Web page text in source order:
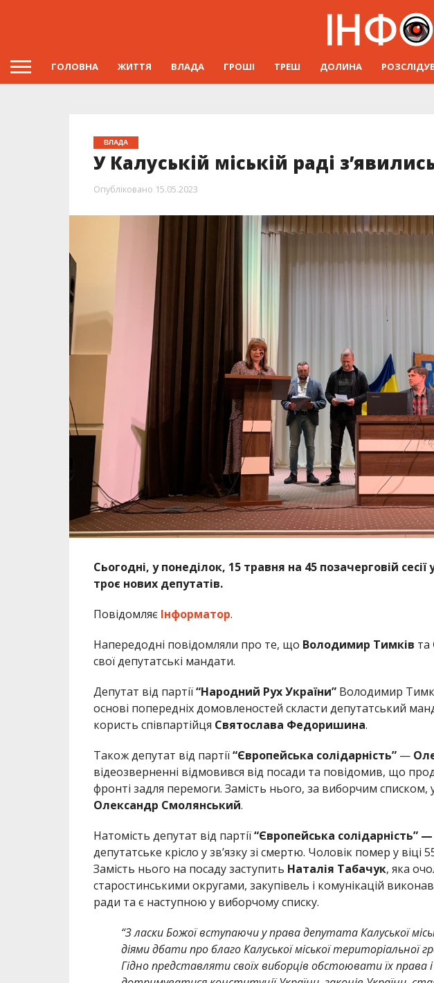
ГОЛОВНА ЖИТТЯ ВЛАДА ГРОШІ ТРЕШ ДОЛИНА
ВЛАДА
У Калуській міській раді
Опубліковано 15.05.2023
Сьогодні, у понеділок, 15 травня на 45 позачерговій
троє нових депутатів.
Повідомляє Інформатор.
Напередодні повідомляли про те, що Володимир Тимків та
свої депутатські мандати.
Депутат від партії“Народний Рух України” Володимир
основі попередніх домовленостей скласти депутатський
користь співпартійця Святослава Федоришина.
Також депутат від партії“Європейська солідарність”—
відеозверненні відмовився від посади та повідомив, що
фронті задля перемоги. Замість нього, за виборчим списком,
Олександр Смолянський.
Натомість депутат від партії“Європейська солідарність”
депутатське крісло у зв’язку зі смертю. Чоловік помер у віці
Замість нього на посаду заступить Наталія Табачук, яка
старостинськими округами, закупівель і комунікацій
ради та є наступною у виборчому списку.
“З ласки Божої вступаючи у права депутата Калуської
діями дбати про благо Калуської міської територіальної
Гідно представляти своїх виборців обстоювати їх права